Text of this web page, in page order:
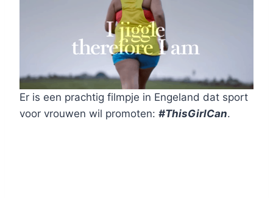
Er is een prachtig filmpje in Engeland dat sport
voor vrouwen wil promoten: #ThisGirlCan.